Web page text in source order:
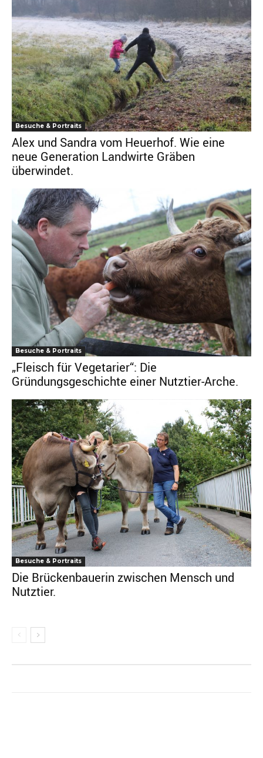
Besuche & Portraits
Alex und Sandra vom Heuerhof. Wie eine
neue Generation Landwirte Gräben
überwindet.
Besuche & Portraits
„Fleisch für Vegetarier“: Die
Gründungsgeschichte einer Nutztier-Arche.
Besuche & Portraits
Die Brückenbauerin zwischen Mensch und
Nutztier.